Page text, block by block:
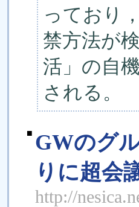
っており
禁方法が
活」の自
される。
■ GWのグ
りに超会
http://